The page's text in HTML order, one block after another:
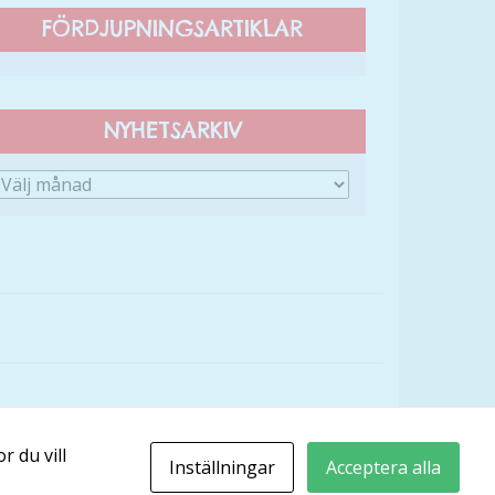
FÖRDJUPNINGSARTIKLAR
NYHETSARKIV
du vill Inställningar Acceptera alla